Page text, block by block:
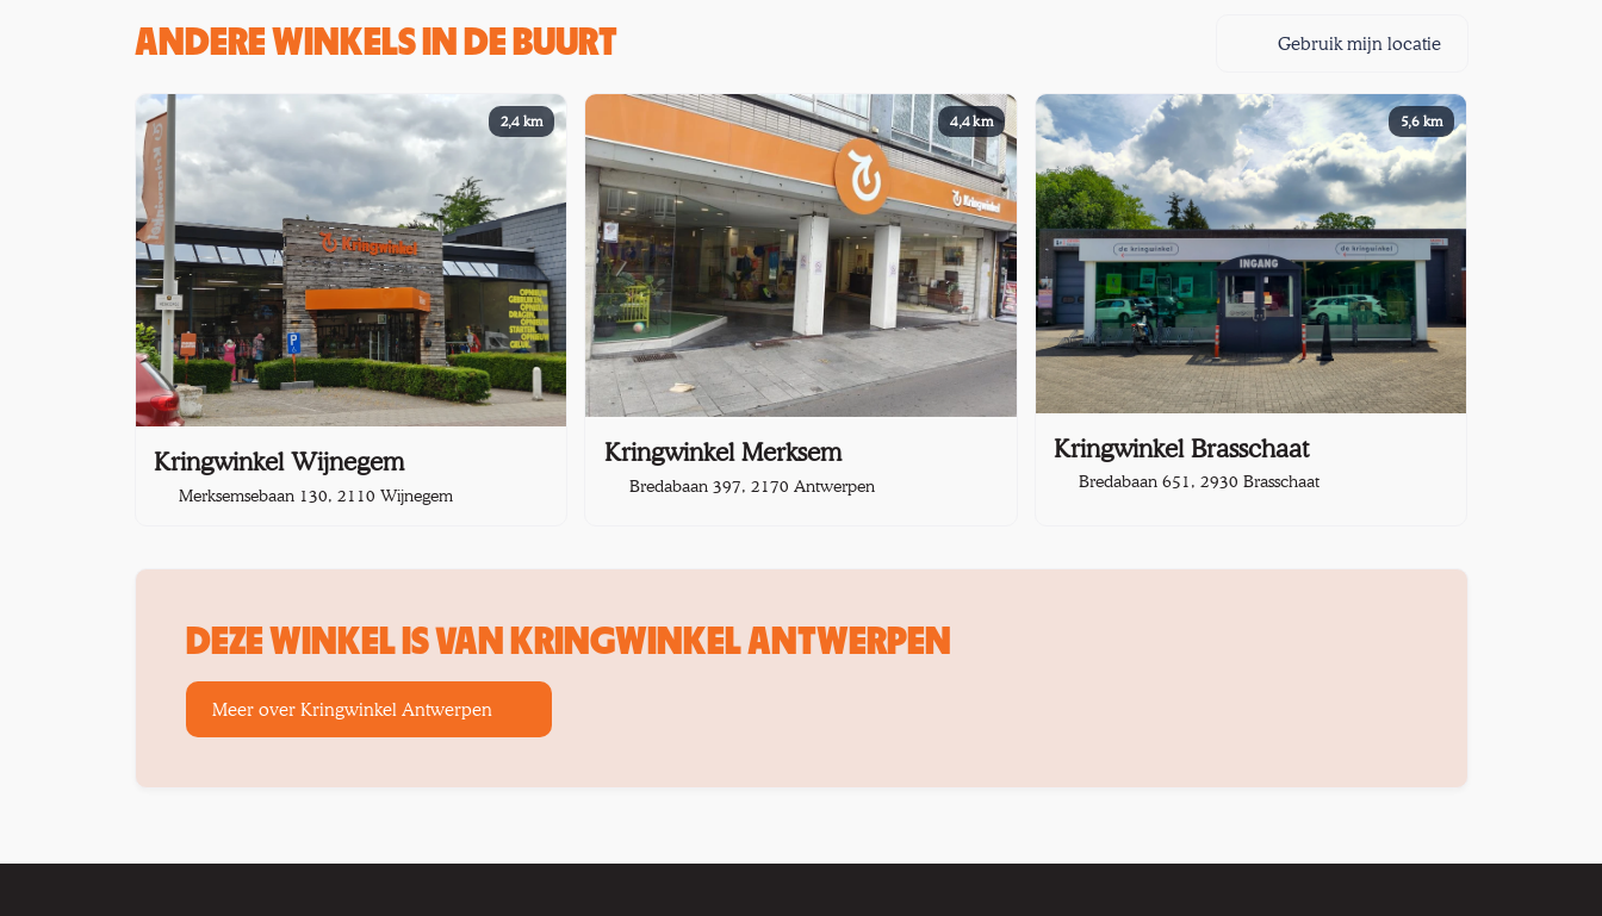
ANDERE WINKELS IN DE BUURT Gebruik mijn locatie
2,4 km
Kringwinkel Wijnegem
Merksemsebaan 130, 2110 Wijnegem
4,4 km
Kringwinkel Merksem
Bredabaan 397, 2170 Antwerpen
5,6 km
Kringwinkel Brasschaat
Bredabaan 651, 2930 Brasschaat
DEZE WINKEL IS VAN KRINGWINKEL ANTWERPEN
Meer over Kringwinkel Antwerpen